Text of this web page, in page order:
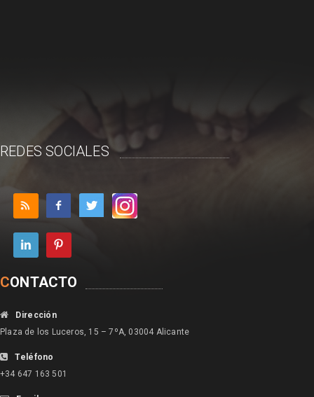
REDES SOCIALES
CONTACTO
Dirección
Plaza de los Luceros, 15 – 7ºA, 03004 Alicante
Teléfono
+34 647 163 501